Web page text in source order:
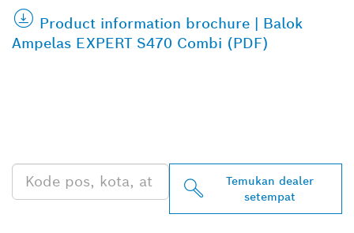
Product information brochure | Balok
Ampelas EXPERT S470 Combi (PDF)
Temukan dealer
setempat